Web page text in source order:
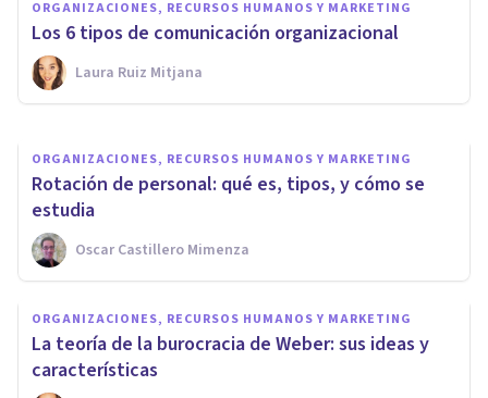
ORGANIZACIONES, RECURSOS HUMANOS Y MARKETING
Los 6 tipos de comunicación organizacional
Laura Ruiz Mitjana
con explicación y ejemplos
Izzat Haykal
ORGANIZACIONES, RECURSOS HUMANOS Y MARKETING
Rotación de personal: qué es, tipos, y cómo se
estudia
Oscar Castillero Mimenza
ORGANIZACIONES, RECURSOS HUMANOS Y MARKETING
La teoría de la burocracia de Weber: sus ideas y
características